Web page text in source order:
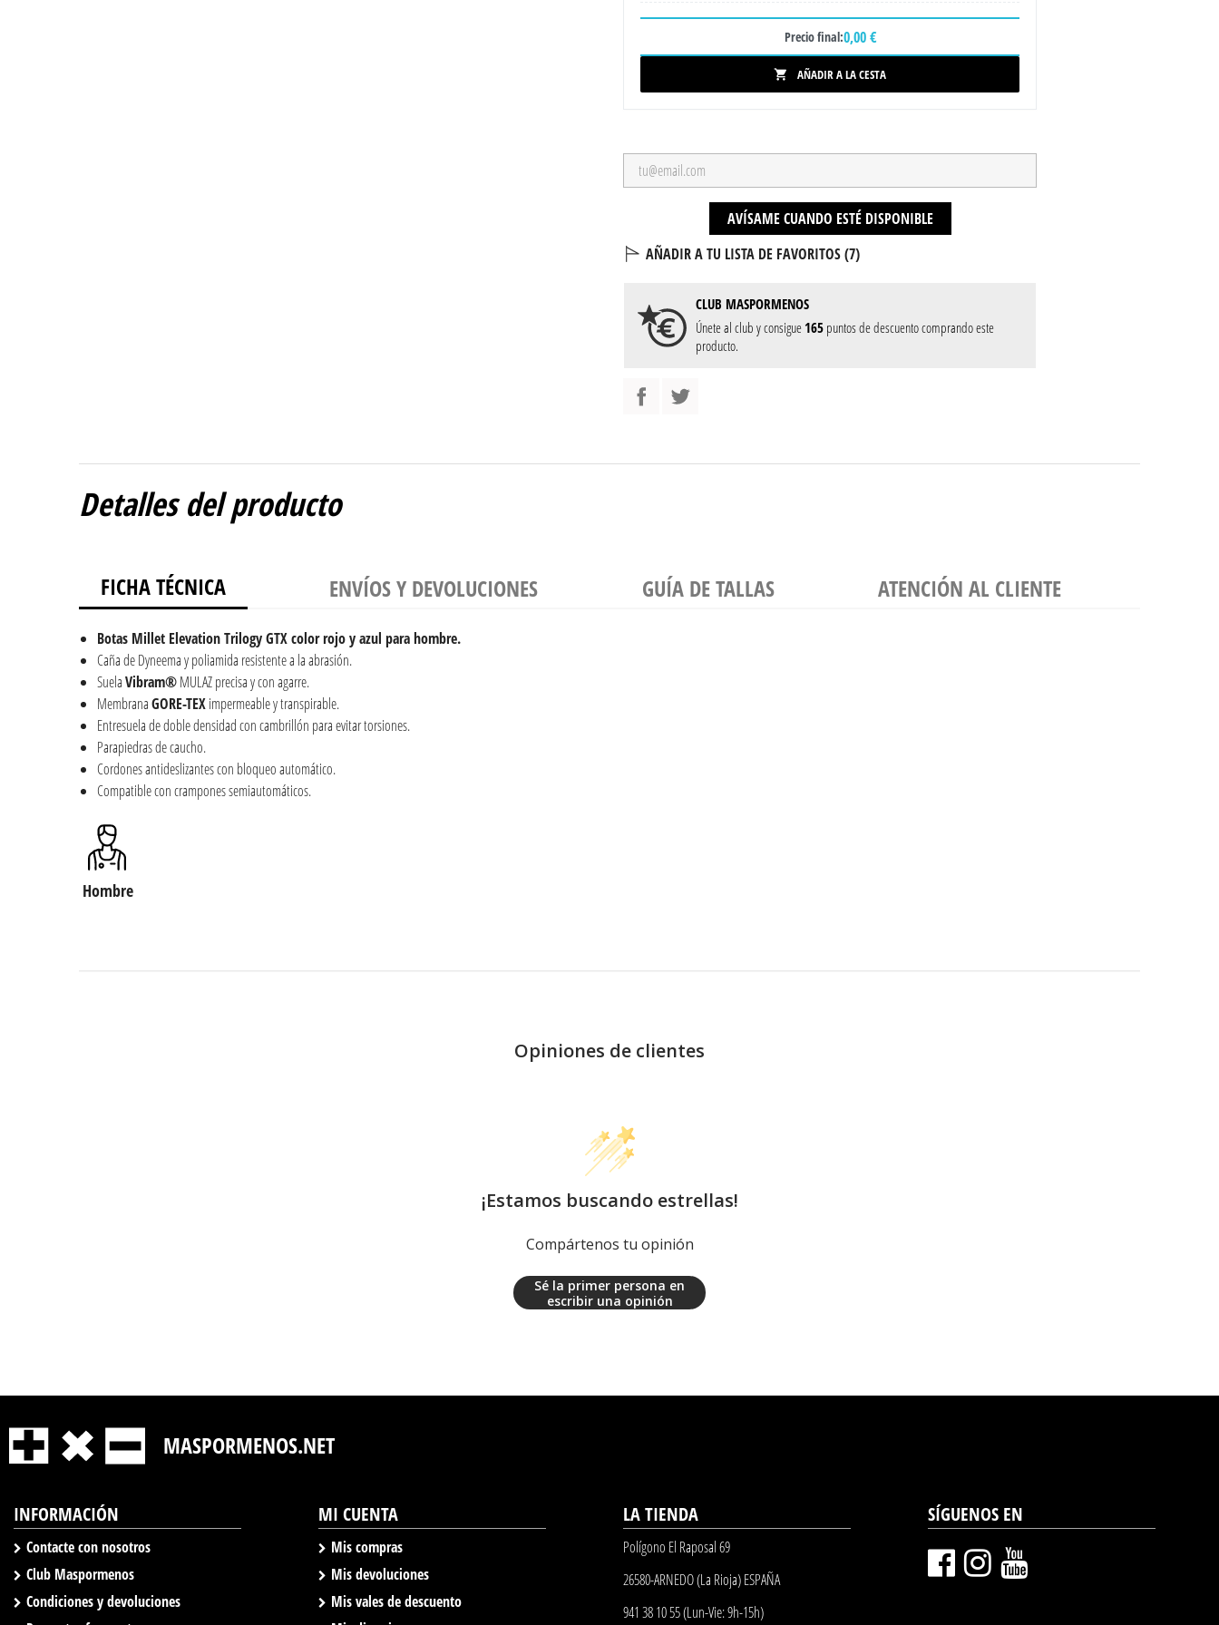
Precio final:0,00 €
 AÑADIR A LA CESTA
AVÍSAME CUANDO ESTÉ DISPONIBLE
AÑADIR A TU LISTA DE FAVORITOS (7)
CLUB MASPORMENOS
Únete al club y consigue 165puntos de descuento comprando este
producto.
Detalles del producto
FICHA TÉCNICA ENVÍOS Y DEVOLUCIONES GUÍA DE TALLAS ATENCIÓN AL CLIENTE
Botas Millet Elevation Trilogy GTX color rojo y azul para hombre.
Caña de Dyneema y poliamida resistente a la abrasión.
SuelaVibram®MULAZ precisa y con agarre.
MembranaGORE-TEXimpermeable y transpirable.
Entresuela de doble densidad con cambrillón para evitar torsiones.
Parapiedras de caucho.
Cordones antideslizantes con bloqueo automático.
Compatible con crampones semiautomáticos.
Hombre
Opiniones de clientes
¡Estamos buscando estrellas!
Compártenos tu opinión
Sé la primer persona en
escribir una opinión
MASPORMENOS.NET
INFORMACIÓN
Contacte con nosotros
Club Maspormenos
Condiciones y devoluciones
MI CUENTA
Mis compras
Mis devoluciones
Mis vales de descuento
LA TIENDA
Polígono El Raposal 69
26580-ARNEDO (La Rioja) ESPAÑA
941 38 10 55 (Lun-Vie: 9h-15h)
SÍGUENOS EN